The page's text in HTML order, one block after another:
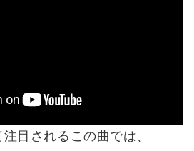
目されるこの曲では、